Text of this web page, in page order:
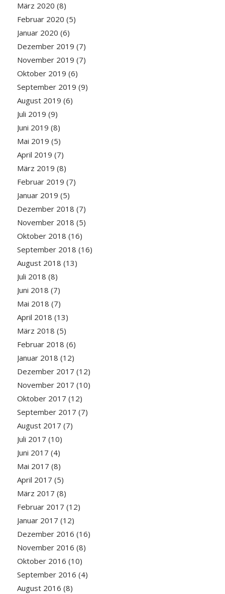
März 2020 (8)
Februar 2020 (5)
Januar 2020 (6)
Dezember 2019 (7)
November 2019 (7)
Oktober 2019 (6)
September 2019 (9)
August 2019 (6)
Juli 2019 (9)
Juni 2019 (8)
Mai 2019 (5)
April 2019 (7)
März 2019 (8)
Februar 2019 (7)
Januar 2019 (5)
Dezember 2018 (7)
November 2018 (5)
Oktober 2018 (16)
September 2018 (16)
August 2018 (13)
Juli 2018 (8)
Juni 2018 (7)
Mai 2018 (7)
April 2018 (13)
März 2018 (5)
Februar 2018 (6)
Januar 2018 (12)
Dezember 2017 (12)
November 2017 (10)
Oktober 2017 (12)
September 2017 (7)
August 2017 (7)
Juli 2017 (10)
Juni 2017 (4)
Mai 2017 (8)
April 2017 (5)
März 2017 (8)
Februar 2017 (12)
Januar 2017 (12)
Dezember 2016 (16)
November 2016 (8)
Oktober 2016 (10)
September 2016 (4)
August 2016 (8)